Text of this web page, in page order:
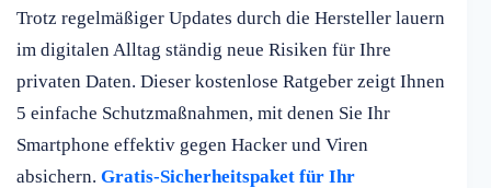
Trotz regelmäßiger Updates durch die Hersteller lauern
im digitalen Alltag ständig neue Risiken für Ihre
privaten Daten. Dieser kostenlose Ratgeber zeigt Ihnen
5 einfache Schutzmaßnahmen, mit denen Sie Ihr
Smartphone effektiv gegen Hacker und Viren
absichern. Gratis-Sicherheitspaket für Ihr